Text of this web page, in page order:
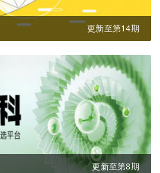
更新至第14期
更新至第8期